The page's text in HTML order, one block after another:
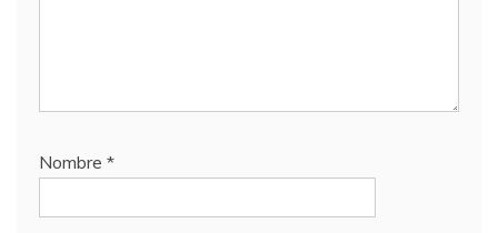
Nombre *